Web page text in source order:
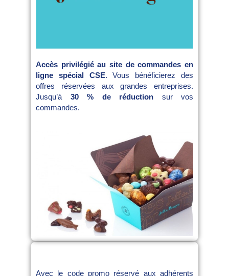
Accès privilégié au site de commandes en
ligne spécial CSE. Vous bénéficierez des
offres réservées aux grandes entreprises.
Jusqu’à 30 % de réduction sur vos
commandes.
Avec le code promo réservé aux adhérents